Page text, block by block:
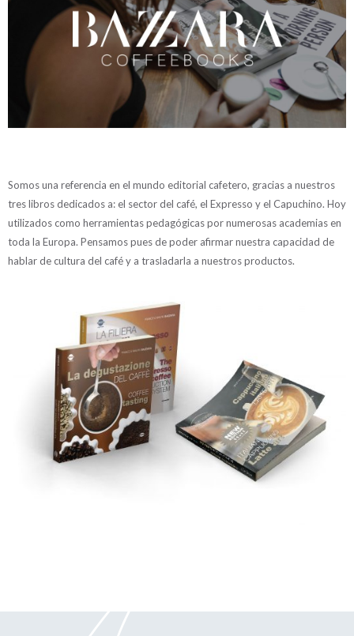
Somos una referencia en el mundo editorial cafetero, gracias a nuestros
tres libros dedicados a: el sector del café, el Expresso y el Capuchino. Hoy
utilizados como herramientas pedagógicas por numerosas academias en
toda la Europa. Pensamos pues de poder afirmar nuestra capacidad de
hablar de cultura del café y a trasladarla a nuestros productos.